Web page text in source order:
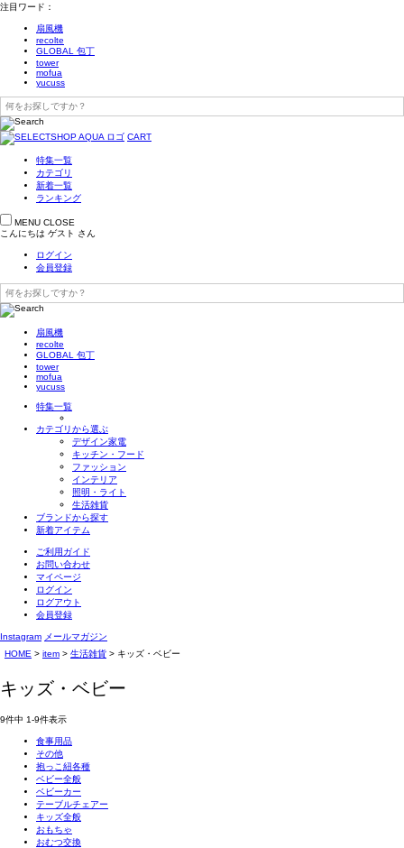
注目ワード：
扇風機
recolte
GLOBAL 包丁
tower
mofua
yucuss
CART
特集一覧
カテゴリ
新着一覧
ランキング
MENU CLOSE
こんにちは ゲスト さん
ログイン
会員登録
扇風機
recolte
GLOBAL 包丁
tower
mofua
yucuss
特集一覧
カテゴリから選ぶ
デザイン家電
キッチン・フード
ファッション
インテリア
照明・ライト
生活雑貨
ブランドから探す
新着アイテム
ご利用ガイド
お問い合わせ
マイページ
ログイン
ログアウト
会員登録
Instagram メールマガジン
HOME
item 生活雑貨 キッズ・ベビー
キッズ・ベビー
9件中 1-9件表示
食事用品
その他
抱っこ紐各種
ベビー全般
ベビーカー
テーブルチェアー
キッズ全般
おもちゃ
おむつ交換